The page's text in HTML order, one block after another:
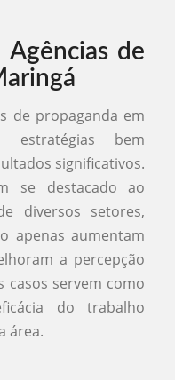
Agências de
de propaganda em
estratégias bem
significativos.
se destacado ao
diversos setores,
apenas aumentam
a percepção
casos servem como
do trabalho
área.